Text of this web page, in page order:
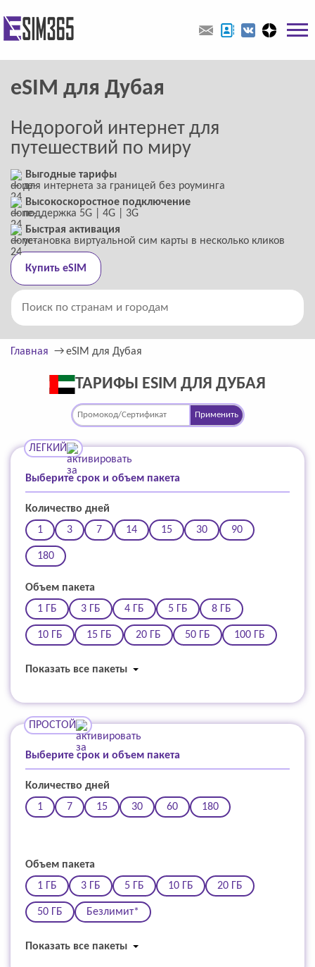
eSIM для Дубая
Недорогой интернет для
путешествий по миру
Выгодные тарифы
― для интернета за границей без роуминга
Высокоскоростное подключение
― поддержка 5G | 4G | 3G
Быстрая активация
― установка виртуальной сим карты в несколько кликов
Купить eSIM
Главная eSIM для Дубая
ТАРИФЫ ESIM ДЛЯ ДУБАЯ
Применить
ЛЕГКИЙ
Выберите срок и объем пакета
Количество дней
1
3 7 14 15 30 90
180
Объем пакета
1 ГБ
3 ГБ 4 ГБ 5 ГБ 8 ГБ
10 ГБ 15 ГБ 20 ГБ 50 ГБ 100 ГБ
Показать все пакеты
ПРОСТОЙ
Выберите срок и объем пакета
Количество дней
1
7 15 30 60 180
Объем пакета
1 ГБ
3 ГБ 5 ГБ 10 ГБ 20 ГБ
50 ГБ Безлимит*
Показать все пакеты